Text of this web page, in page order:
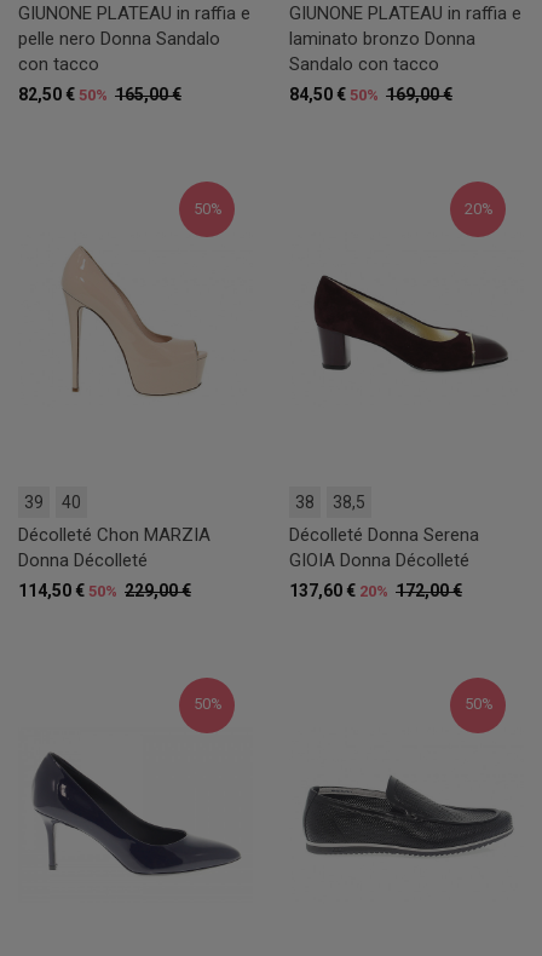
GIUNONE PLATEAU in raffia e
pelle nero Donna Sandalo
con tacco
165,00 €
82,50 € 50%
GIUNONE PLATEAU in raffia e
laminato bronzo Donna
Sandalo con tacco
169,00 €
84,50 € 50%
50%
39 40
Décolleté Chon MARZIA
Donna Décolleté
229,00 €
114,50 € 50%
20%
38 38,5
Décolleté Donna Serena
GIOIA Donna Décolleté
172,00 €
137,60 € 20%
50% 50%